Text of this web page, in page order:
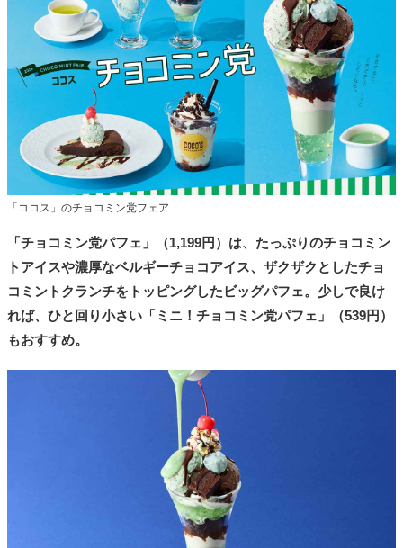
「ココス」のチョコミン党フェア
「チョコミン党パフェ」（1,199円）は、たっぷりのチョコミン
トアイスや濃厚なベルギーチョコアイス、ザクザクとしたチョ
コミントクランチをトッピングしたビッグパフェ。少しで良け
れば、ひと回り小さい「ミニ！チョコミン党パフェ」（539円）
もおすすめ。